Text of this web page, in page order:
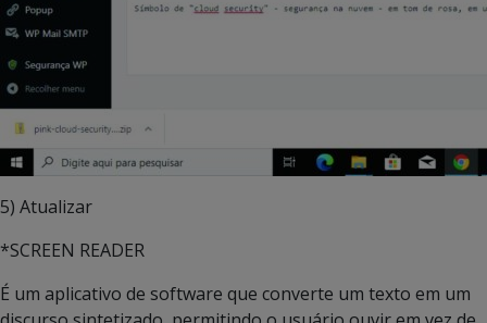
5) Atualizar
*SCREEN READER
É um aplicativo de software que converte um texto em um